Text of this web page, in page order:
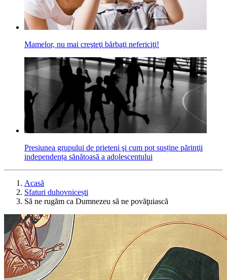
Mamelor, nu mai creşteţi bărbaţi nefericiţi!
Presiunea grupului de prieteni şi cum pot susține părinţii
independența sănătoasă a adolescentului
Acasă
Sfaturi duhovnicești
Să ne rugăm ca Dumnezeu să ne povăţuiască